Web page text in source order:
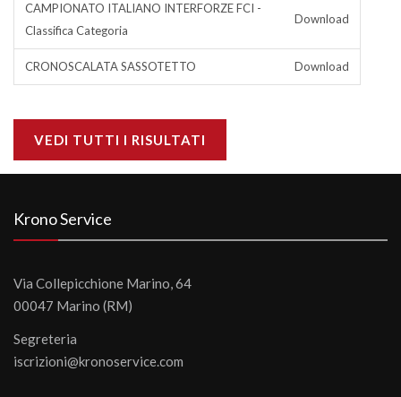
CAMPIONATO ITALIANO INTERFORZE FCI -
Classifica Categoria
Download
CRONOSCALATA SASSOTETTO Download
VEDI TUTTI I RISULTATI
Krono Service
Via Collepicchione Marino, 64
00047 Marino (RM)
Segreteria
iscrizioni@kronoservice.com